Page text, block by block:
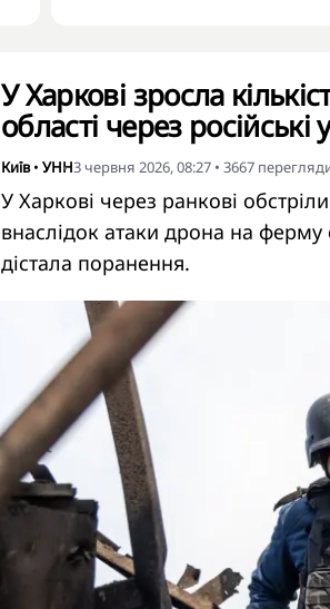
У Харкові зросла
області через російські
Київ• УНН3 червня 2026, 08:27 • 3667
У Харкові через ранкові
внаслідок атаки дрона на
дістала поранення.